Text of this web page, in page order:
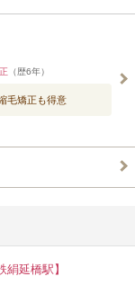
（歴6年）
毛矯正も得意
延橋駅】